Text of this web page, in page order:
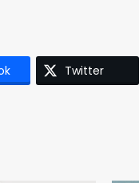
Twitter